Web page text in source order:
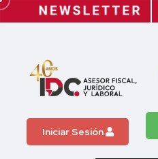
Iniciar Sesión